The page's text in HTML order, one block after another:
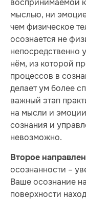
воспринимаемой
мыслью, ни
чем физическое
осознается не
непосредственно
нём, из которой
процессов в
делает ум более
важный этап
на мысли и
сознания и
невозможно.
Второе
осознанности –
Ваше осознание
поверхности